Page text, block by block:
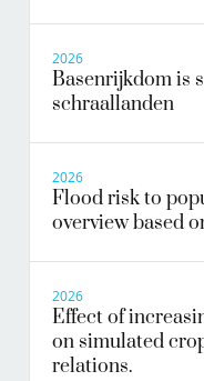
2026
Basenrijkdom is
schraallanden
2026
Flood risk to
overview based
2026
Effect of
on simulated
relations.